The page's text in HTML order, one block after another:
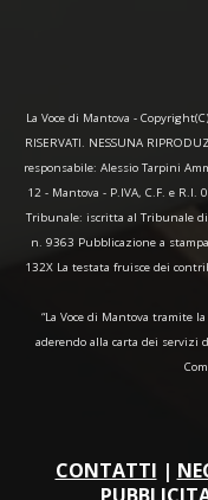
La Voce di Mantova -
RISERVATI. NESSUNA
responsabile: Alessio Tarpini
12 - Mantova - P.IVA, C.F. e
Tribunale: iscritta al Tribunale
n. 9363 Pubblicazione a
132X La testata fruisce dei
“La Voce di Mantova tramite
aderendo alla carta dei servizi
CONTATTI |